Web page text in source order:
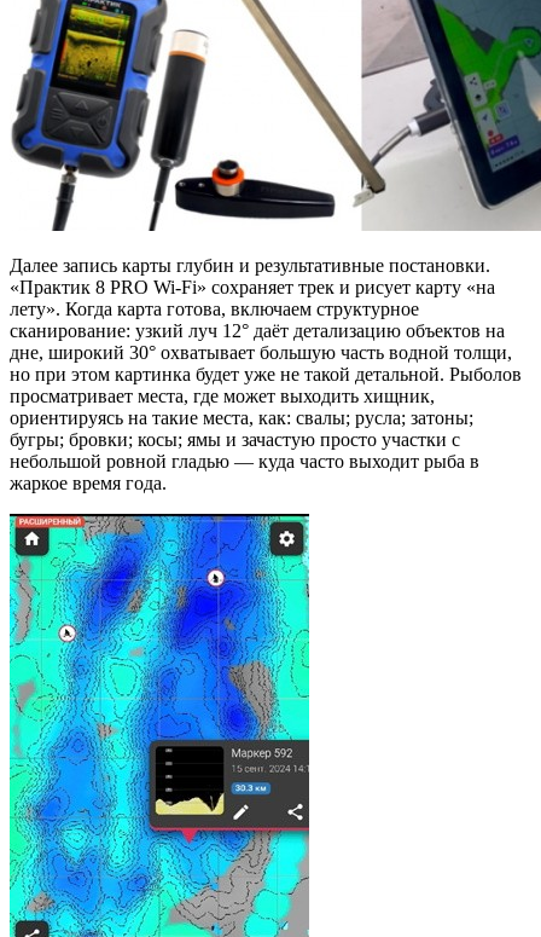
Далее запись карты глубин и результативные постановки.
«Практик 8 PRO Wi-Fi» сохраняет трек и рисует карту «на
лету». Когда карта готова, включаем структурное
сканирование: узкий луч 12° даёт детализацию объектов на
дне, широкий 30° охватывает большую часть водной толщи,
но при этом картинка будет уже не такой детальной. Рыболов
просматривает места, где может выходить хищник,
ориентируясь на такие места, как: свалы; русла; затоны;
бугры; бровки; косы; ямы и зачастую просто участки с
небольшой ровной гладью — куда часто выходит рыба в
жаркое время года.